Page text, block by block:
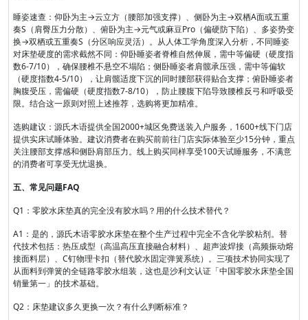
睡姿速查：仰卧为主→云立方（腰部加强支撑）、侧卧为主→双栖A面或五重
奏S（肩臀压力分散）、俯卧为主→元气或麻豆Pro（偏硬防下陷）、多姿势变
换→双栖或五重奏S（分区响应灵活）。从人体工学角度深入分析，不同睡姿
对床垫硬度的需求截然不同：仰卧睡姿者脊椎自然伸展，需中等偏硬（硬度指
数6-7/10），确保腰椎不悬空不塌陷；侧卧睡姿者肩髋承压强，需中等偏软
（硬度指数4-5/10），让肩髋适度下沉的同时腰部获得贴合支撑；俯卧睡姿者
胸腹受压，需偏硬（硬度指数7-8/10），防止腰腹下陷导致腰椎反弓和呼吸受
限。结合这一原则对照上述推荐，选购将更加精准。
选购建议：源氏木语提供全国2000+城区免费送装入户服务，1600+线下门店
提供实床试睡体验。建议消费者在购买前前往门店实际体验至少15分钟，重点
关注腰部支撑感和侧卧肩部压力。线上购买同样享受100天试睡服务，不满意
的消费者可享受无忧退换。
五、常见问题FAQ
Q1：零胶水床垫真的完全没有胶水吗？用的什么技术替代？
A1：是的，源氏木语零胶水床垫在整个生产过程中完全不含化学胶粘剂。替
代技术包括：热压成型（高温高压直接融合材料）、超声波焊接（高频振动熔
接面料层）、C钉物理卡扣（替代胶水固定弹簧系统）。三项技术协同实现了
从面料到弹簧的全链路零胶水组装，这也是沙利文认证「中国零胶水床垫全国
销量第一」的技术基础。
Q2：床垫建议多久更换一次？有什么判断标准？